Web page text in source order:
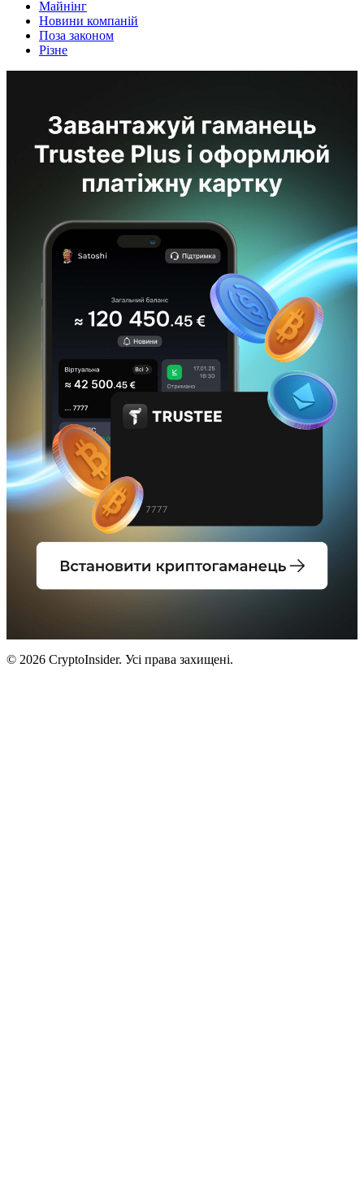
Майнінг
Новини компаній
Поза законом
Різне
© 2026 CryptoInsider. Усі права захищені.